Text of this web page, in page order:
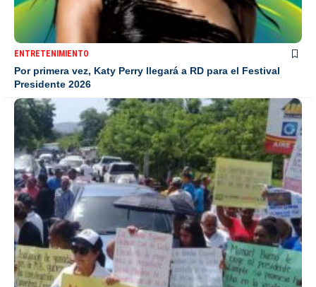
ENTRETENIMIENTO
Por primera vez, Katy Perry llegará a RD para el Festival
Presidente 2026